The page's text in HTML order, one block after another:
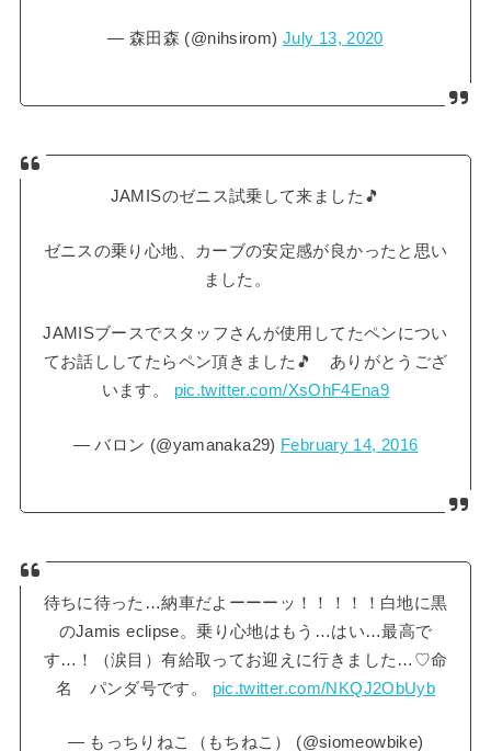
— 森田森 (@nihsirom) July 13, 2020
JAMISのゼニス試乗して来ました🎵
ゼニスの乗り心地、カーブの安定感が良かったと思い
ました。
JAMISブースでスタッフさんが使用してたペンについ
てお話ししてたらペン頂きました🎵 ありがとうござ
います。 pic.twitter.com/XsOhF4Ena9
— バロン (@yamanaka29) February 14, 2016
待ちに待った…納車だよーーーッ！！！！！白地に黒
のJamis eclipse。乗り心地はもう…はい…最高で
す…！（涙目）有給取ってお迎えに行きました…♡命
名 パンダ号です。 pic.twitter.com/NKQJ2ObUyb
— もっちりねこ（もちねこ） (@siomeowbike)